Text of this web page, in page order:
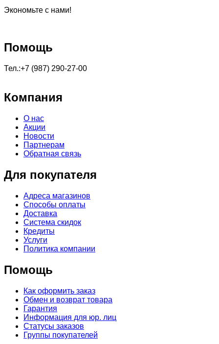
Экономьте с нами!
Помощь
Тел.:+7 (987) 290-27-00
Компания
О нас
Акции
Новости
Партнерам
Обратная связь
Для покупателя
Адреса магазинов
Способы оплаты
Доставка
Система скидок
Кредиты
Услуги
Политика компании
Помощь
Как оформить заказ
Обмен и возврат товара
Гарантия
Информация для юр. лиц
Статусы заказов
Группы покупателей